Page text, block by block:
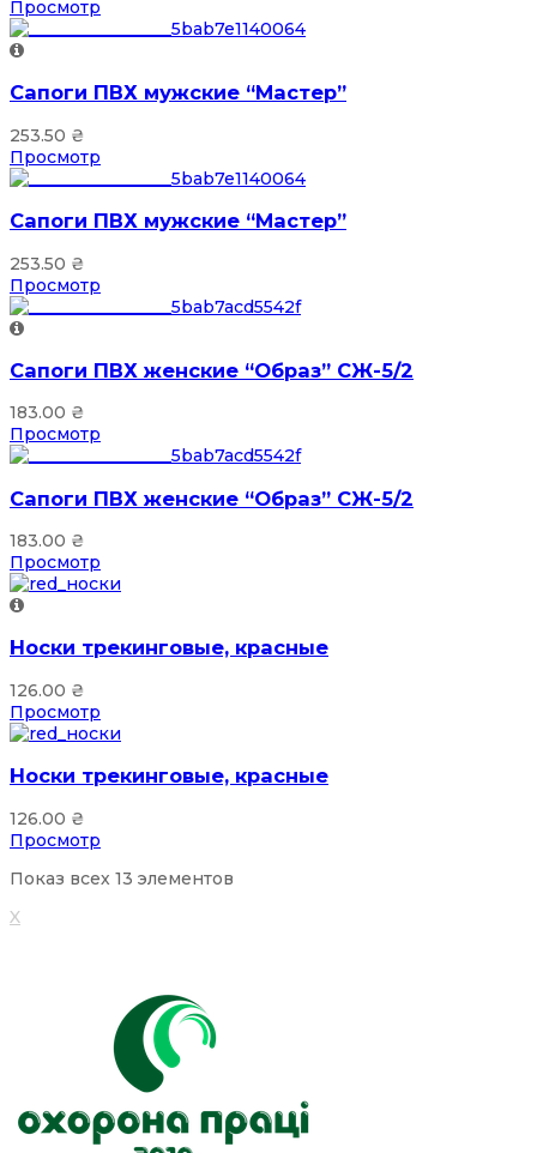
Просмотр
Сапоги ПВХ мужские “Мастер”
253.50 ₴
Просмотр
Сапоги ПВХ мужские “Мастер”
253.50 ₴
Просмотр
Сапоги ПВХ женские “Образ” СЖ-5/2
183.00 ₴
Просмотр
Сапоги ПВХ женские “Образ” СЖ-5/2
183.00 ₴
Просмотр
Носки трекинговые, красные
126.00 ₴
Просмотр
Носки трекинговые, красные
126.00 ₴
Просмотр
Показ всех 13 элементов
X